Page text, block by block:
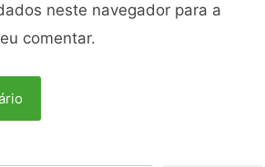
neste navegador para a
comentar.